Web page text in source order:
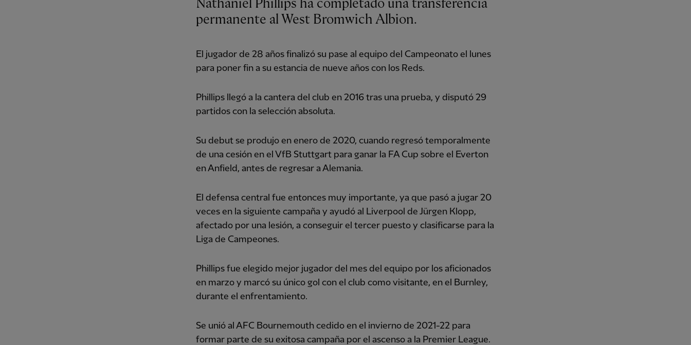
Nathaniel Phillips ha completado una transferencia
permanente al West Bromwich Albion.
El jugador de 28 años finalizó su pase al equipo del Campeonato el lunes
para poner fin a su estancia de nueve años con los Reds.
Phillips llegó a la cantera del club en 2016 tras una prueba, y disputó 29
partidos con la selección absoluta.
Su debut se produjo en enero de 2020, cuando regresó temporalmente
de una cesión en el VfB Stuttgart para ganar la FA Cup sobre el Everton
en Anfield, antes de regresar a Alemania.
El defensa central fue entonces muy importante, ya que pasó a jugar 20
veces en la siguiente campaña y ayudó al Liverpool de Jürgen Klopp,
afectado por una lesión, a conseguir el tercer puesto y clasificarse para la
Liga de Campeones.
Phillips fue elegido mejor jugador del mes del equipo por los aficionados
en marzo y marcó su único gol con el club como visitante, en el Burnley,
durante el enfrentamiento.
Se unió al AFC Bournemouth cedido en el invierno de 2021-22 para
formar parte de su exitosa campaña por el ascenso a la Premier League.